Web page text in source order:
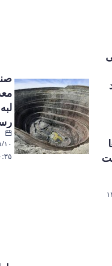
صنایع
معدنی به
لبه پرتگاه
رسیدند
۱۴۰۵/۰۵/۱۰
۲۰:۳۵